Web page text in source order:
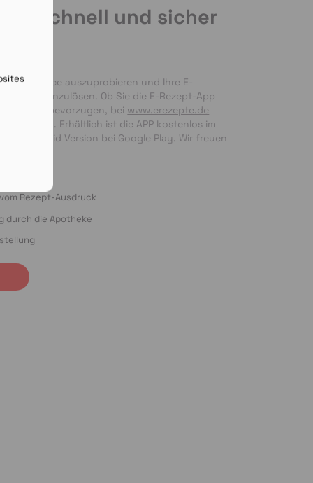
schnell und sicher
Service auszuprobieren und Ihre E-
bequem einzulösen. Ob Sie die E-Rezept-App
per Foto bevorzugen, bei www.erezepte.de
Händen. Erhältlich ist die APP kostenlos im
als Android Version bei Google Play. Wir freuen
Rezept-Ausdruck
durch die Apotheke